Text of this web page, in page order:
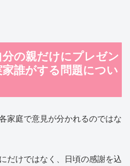
の親だけにプレゼン
家誰がする問題につい
家庭で意見が分かれるのではな
だけではなく、日頃の感謝を込